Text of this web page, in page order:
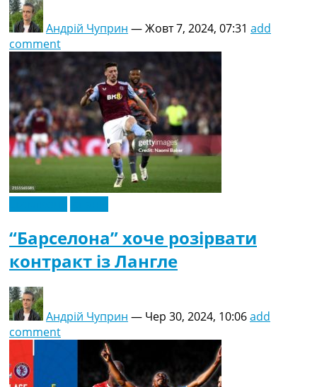
Андрій Чуприн —Жовт 7, 2024, 07:31 add
comment
“Барселона” хоче розірвати
контракт із Лангле
Андрій Чуприн — Чер 30, 2024, 10:06add
comment